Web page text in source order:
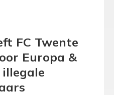
FC Twente
Europa &